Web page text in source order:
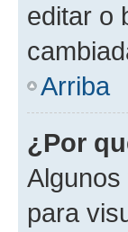
editar o
Arriba
¿Por
para